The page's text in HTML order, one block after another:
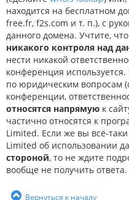
находится на бесплатном
free.fr, f2s.com и т. п.), с
данного домена. Учтите,
никакого контроля над
нести никакой
конференция
по юридическим вопросам
конференции,
относятся напрямую к
частично относятся к
Limited. Если же вы всё-
Limited об использовании
стороной, то не ждите
вообще не получить ответа.
Вернуться к началу